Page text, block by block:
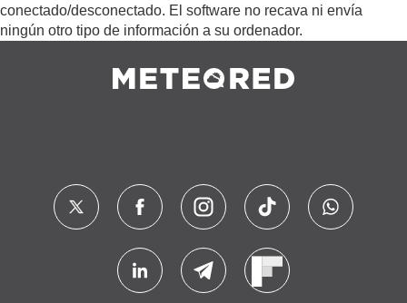
conectado/desconectado. El software no recava ni envía
ningún otro tipo de información a su ordenador.